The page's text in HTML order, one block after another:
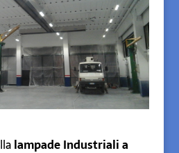
lampade Industriali a